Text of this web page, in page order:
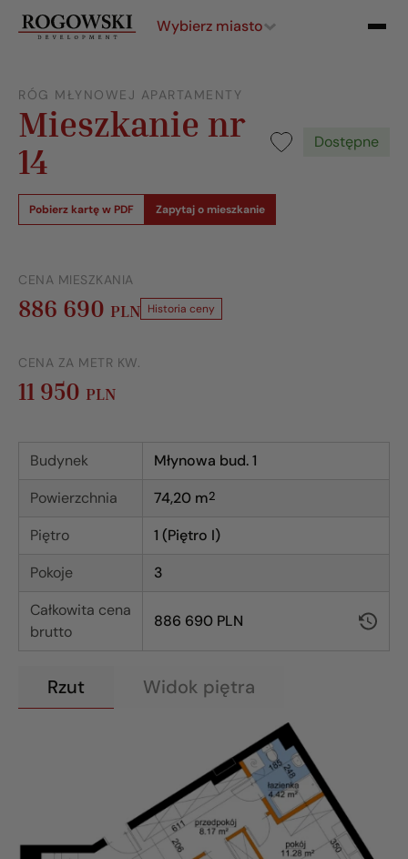
Wybierz miasto
RÓG MŁYNOWEJ APARTAMENTY
Mieszkanie nr
14
Dostępne
Pobierz kartę w PDF Zapytaj o mieszkanie
CENA MIESZKANIA
886 690 PLN Historia ceny
CENA ZA METR KW.
11 950 PLN
Budynek
Młynowa bud. 1
Powierzchnia
74,20 m2
Piętro
1 (Piętro I)
Pokoje
3
Całkowita cena
brutto
886 690 PLN
Rzut Widok piętra